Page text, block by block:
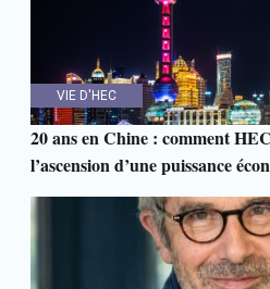
VIE D'HEC
20 ans en Chine : comment
l’ascension d’une puissance